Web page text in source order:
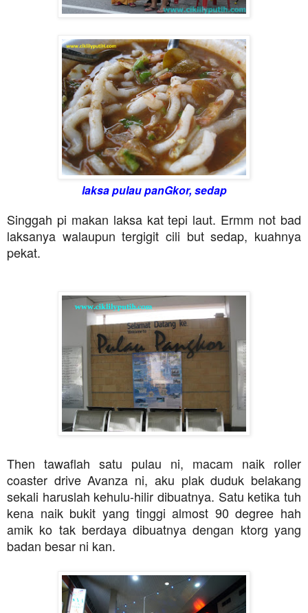
laksa pulau panGkor, sedap
Singgah pi makan laksa kat tepi laut. Ermm not bad
laksanya walaupun tergigit cili but sedap, kuahnya
pekat.
Then tawaflah satu pulau ni, macam naik roller
coaster drive Avanza ni, aku plak duduk belakang
sekali haruslah kehulu-hilir dibuatnya. Satu ketika tuh
kena naik bukit yang tinggi almost 90 degree hah
amik ko tak berdaya dibuatnya dengan ktorg yang
badan besar ni kan.